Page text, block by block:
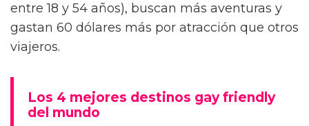
entre 18 y 54 años), buscan más aventuras y
gastan 60 dólares más por atracción que otros
viajeros.
Los 4 mejores destinos gay friendly
del mundo